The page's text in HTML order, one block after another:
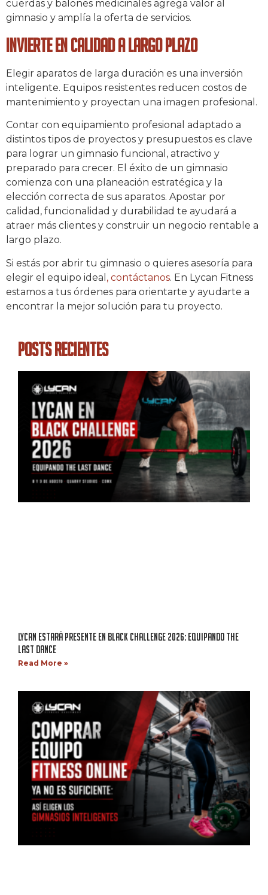
cuerdas y balones medicinales agrega valor al
gimnasio y amplía la oferta de servicios.
Invierte en calidad a largo plazo
Elegir aparatos de larga duración es una inversión
inteligente. Equipos resistentes reducen costos de
mantenimiento y proyectan una imagen profesional.
Contar con equipamiento profesional adaptado a
distintos tipos de proyectos y presupuestos es clave
para lograr un gimnasio funcional, atractivo y
preparado para crecer. El éxito de un gimnasio
comienza con una planeación estratégica y la
elección correcta de sus aparatos. Apostar por
calidad, funcionalidad y durabilidad te ayudará a
atraer más clientes y construir un negocio rentable a
largo plazo.
Si estás por abrir tu gimnasio o quieres asesoría para
elegir el equipo ideal , contáctanos. En Lycan Fitness
estamos a tus órdenes para orientarte y ayudarte a
encontrar la mejor solución para tu proyecto.
Posts Recientes
LYCAN ESTARÁ PRESENTE EN BLACK CHALLENGE 2026: EQUIPANDO THE
LAST DANCE
Read More »